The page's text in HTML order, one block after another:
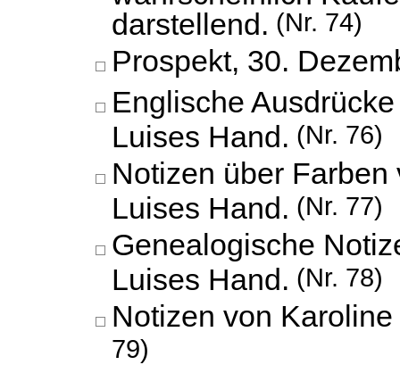
darstellend.
(Nr. 74)
Prospekt, 30.
Englische
Luises Hand. (Nr. 76)
Notizen über Farben
Luises Hand. (Nr. 77)
Genealogische
Luises Hand. (Nr. 78)
Notizen von
79)